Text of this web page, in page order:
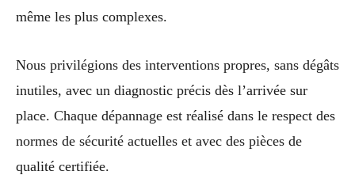
même les plus complexes.
Nous privilégions des interventions propres, sans dégâts
inutiles, avec un diagnostic précis dès l’arrivée sur
place. Chaque dépannage est réalisé dans le respect des
normes de sécurité actuelles et avec des pièces de
qualité certifiée.